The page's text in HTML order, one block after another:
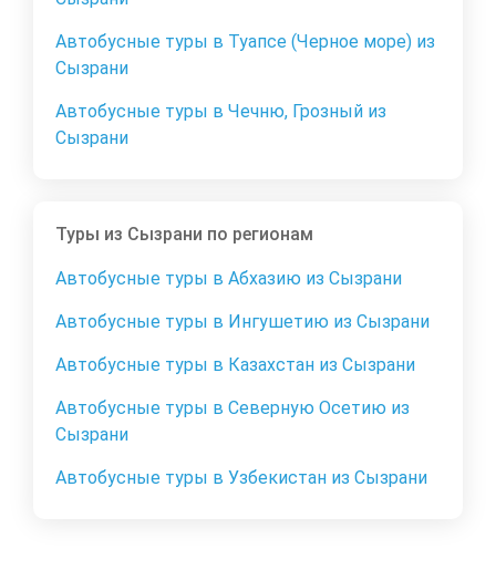
Автобусные туры в Туапсе (Черное море) из
Сызрани
Автобусные туры в Чечню, Грозный из
Сызрани
Туры из Сызрани по регионам
Автобусные туры в Абхазию из Сызрани
Автобусные туры в Ингушетию из Сызрани
Автобусные туры в Казахстан из Сызрани
Автобусные туры в Северную Осетию из
Сызрани
Автобусные туры в Узбекистан из Сызрани